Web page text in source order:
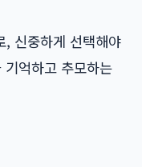
, 신중하게 선택해야
억하고 추모하는